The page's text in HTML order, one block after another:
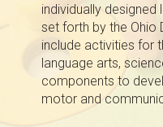
individually
set forth by the Ohio
include activities for
language arts,
components to
motor and